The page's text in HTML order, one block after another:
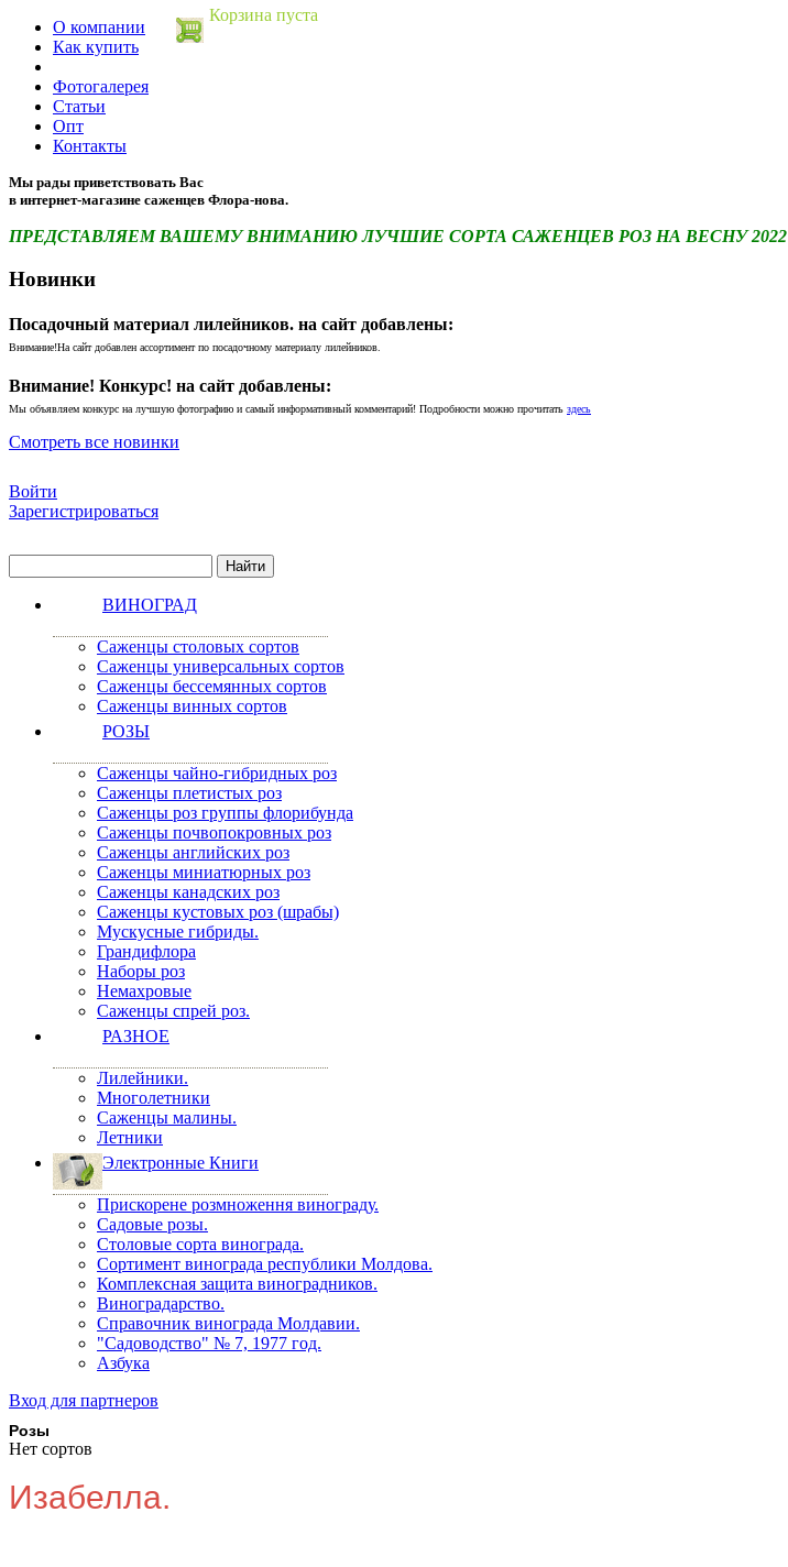
Корзина пуста
О компании
Как купить
Фотогалерея
Статьи
Опт
Контакты
Мы рады приветствовать Вас
в интернет-магазине саженцев Флора-нова.
ПРЕДСТАВЛЯЕМ ВАШЕМУ ВНИМАНИЮ ЛУЧШИЕ СОРТА САЖЕНЦЕВ РОЗ НА ВЕСНУ 2022
Новинки
Посадочный материал лилейников. на сайт добавлены:
Внимание!На сайт добавлен ассортимент по посадочному материалу лилейников.
Внимание! Конкурс! на сайт добавлены:
Мы объявляем конкурс на лучшую фотографию и самый информативный комментарий! Подробности можно прочитать здесь
Смотреть все новинки
Войти
Зарегистрироваться
ВИНОГРАД
Саженцы столовых сортов
Саженцы универсальных сортов
Саженцы бессемянных сортов
Саженцы винных сортов
РОЗЫ
Саженцы чайно-гибридных роз
Саженцы плетистых роз
Саженцы роз группы флорибунда
Саженцы почвопокровных роз
Саженцы английских роз
Саженцы миниатюрных роз
Саженцы канадских роз
Саженцы кустовых роз (шрабы)
Мускусные гибриды.
Грандифлора
Наборы роз
Немахровые
Саженцы спрей роз.
РАЗНОЕ
Лилейники.
Многолетники
Саженцы малины.
Летники
Электронные Книги
Прискорене розмноження винограду.
Садовые розы.
Столовые сорта винограда.
Сортимент винограда республики Молдова.
Комплексная защита виноградников.
Виноградарство.
Справочник винограда Молдавии.
"Садоводство" № 7, 1977 год.
Азбука
Вход для партнеров
Розы
Нет сортов
Изабелла.